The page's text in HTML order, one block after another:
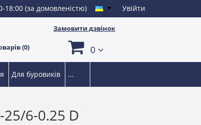
(за домовленістю) Увійти
(0)
Замовити дзвінок
0
Для буровиків ...
25/6-0.25 D